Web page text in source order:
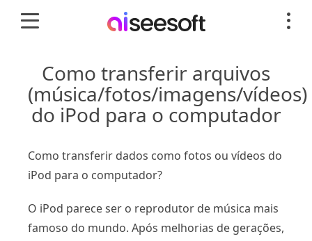
Como transferir arquivos
(música/fotos/imagens/vídeos)
do iPod para o computador
Como transferir dados como fotos ou vídeos do
iPod para o computador?
O iPod parece ser o reprodutor de música mais
famoso do mundo. Após melhorias de gerações,